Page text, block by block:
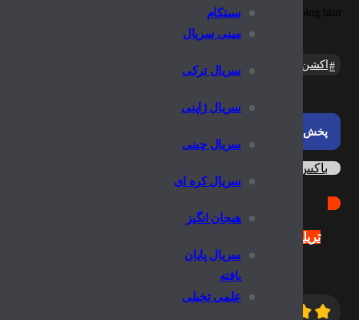
سیتکام
مینی سریال
سریال ترکی
سریال ژاپنی
سریال چینی
سریال کره ای
هیجان انگیز
سریال پایان
یافته
علمی تخیلی
war — and fight a ruthless enemy bent on stopping him.
اکشن و ماجراجویی درام
پخش آنلاین
باکس دانلود
تریلر